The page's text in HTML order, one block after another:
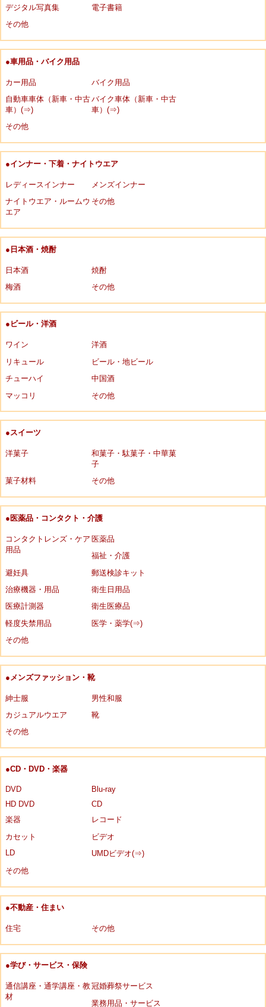
デジタル写真集
電子書籍
その他
●車用品・バイク用品
カー用品
バイク用品
自動車車体（新車・中古
車）(⇒)
バイク車体（新車・中古
車）(⇒)
その他
●インナー・下着・ナイトウエア
レディースインナー
メンズインナー
ナイトウエア・ルームウ
エア
その他
●日本酒・焼酎
日本酒
焼酎
梅酒
その他
●ビール・洋酒
ワイン
洋酒
リキュール
ビール・地ビール
チューハイ
中国酒
マッコリ
その他
●スイーツ
洋菓子
和菓子・駄菓子・中華菓
子
菓子材料
その他
●医薬品・コンタクト・介護
コンタクトレンズ・ケア
用品
医薬品
福祉・介護
避妊具
郵送検診キット
治療機器・用品
衛生日用品
医療計測器
衛生医療品
軽度失禁用品
医学・薬学(⇒)
その他
●メンズファッション・靴
紳士服
男性和服
カジュアルウエア
靴
その他
●CD・DVD・楽器
DVD
Blu-ray
HD DVD
CD
楽器
レコード
カセット
ビデオ
LD
UMDビデオ(⇒)
その他
●不動産・住まい
住宅 その他
●学び・サービス・保険
通信講座・通学講座・教
材
冠婚葬祭サービス
業務用品・サービス